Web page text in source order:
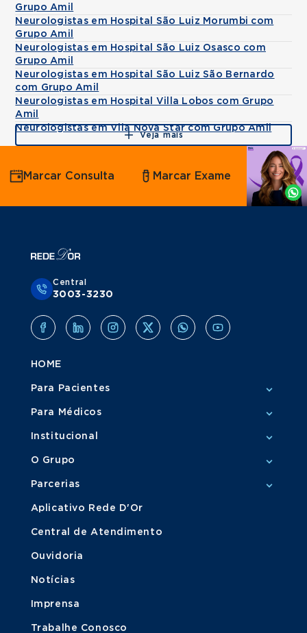
Grupo Amil
Neurologistas em Hospital São Luiz Morumbi com
Grupo Amil
Neurologistas em Hospital São Luiz Osasco com
Grupo Amil
Neurologistas em Hospital São Luiz São Bernardo
com Grupo Amil
Neurologistas em Hospital Villa Lobos com Grupo
Amil
Neurologistas em Vila Nova Star com Grupo Amil
Veja mais
Agende
por
Whatsapp
Marcar Consulta Marcar Exame
Central
3003-3230
HOME
Para Pacientes
Para Médicos
Institucional
O Grupo
Parcerias
Aplicativo Rede D'Or
Central de Atendimento
Ouvidoria
Notícias
Imprensa
Trabalhe Conosco